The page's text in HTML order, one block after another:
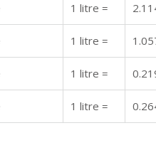
1 litre =
1 litre =
1 litre =
1 litre =